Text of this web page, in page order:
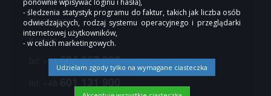
Współpraca
Kontakt
tel: +48504 667 000
ponownie wpisywać loginu i hasła),
- śledzenia statystyk programu do faktur, takich jak liczba osób
odwiedzających, rodzaj systemu operacyjnego i przeglądarki
internetowej użytkowników,
- w celach marketingowych.
Udzielam zgody tylko na wymagane ciasteczka